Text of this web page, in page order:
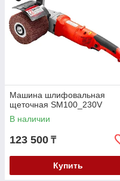
Машина шлифовальная
щеточная SM100_230V
В наличии
123 500 ₸
Купить